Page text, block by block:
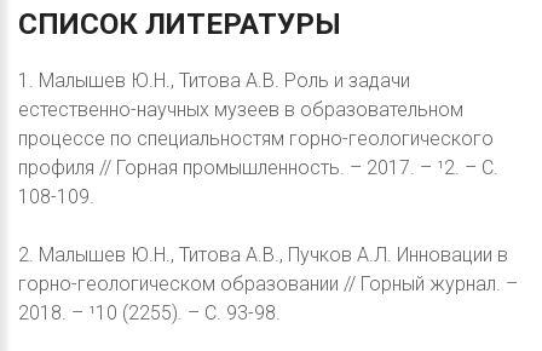
СПИСОК ЛИТЕРАТУРЫ
1. Малышев Ю.Н., Титова А.В. Роль и задачи
естественно-научных музеев в образовательном
процессе по специальностям горно-геологического
профиля // Горная промышленность. – 2017. – ¹2. – С.
108-109.
2. Малышев Ю.Н., Титова А.В., Пучков А.Л. Инновации в
горно-геологическом образовании // Горный журнал. –
2018. – ¹10 (2255). – С. 93-98.